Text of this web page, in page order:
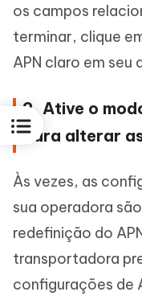
os campos
terminar, clique
APN claro em seu
2. Ative o
para alterar
Às vezes, as
sua operadora
redefinição do
transportadora
configurações de